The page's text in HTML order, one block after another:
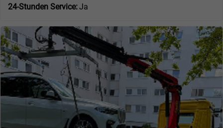
24-Stunden Service:Ja